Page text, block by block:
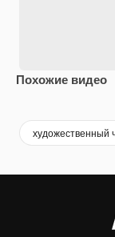
Похожие видео
художественный